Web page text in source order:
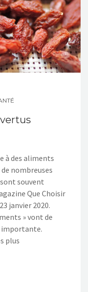
à des aliments
nombreuses
souvent
Que Choisir
janvier 2020.
» vont de
importante.
plus